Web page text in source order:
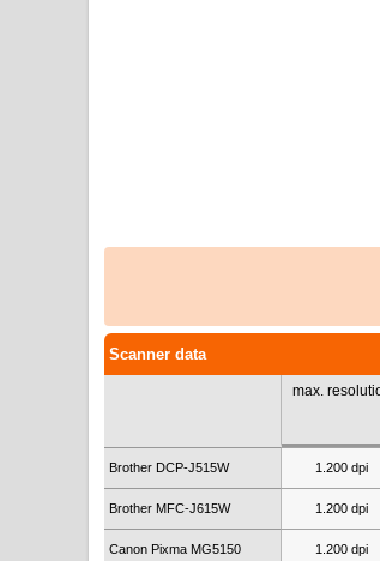
Scanner data
max.
Brother DCP-J515W 1.200 dpi
Brother MFC-J615W 1.200 dpi
Canon Pixma MG5150 1.200 dpi